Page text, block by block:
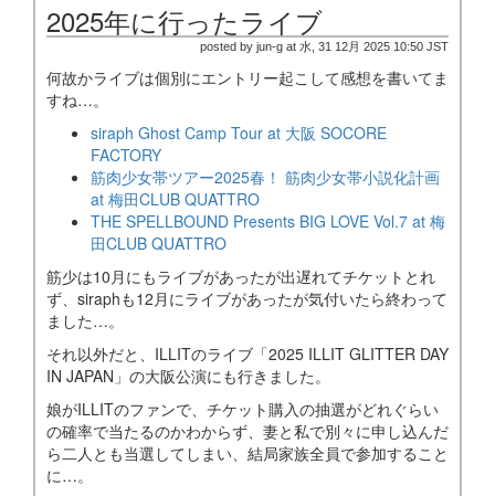
2025年に行ったライブ
posted by jun-g at 水, 31 12月 2025 10:50 JST
何故かライブは個別にエントリー起こして感想を書いてま
すね…。
siraph Ghost Camp Tour at 大阪 SOCORE
FACTORY
筋肉少女帯ツアー2025春！ 筋肉少女帯小説化計画
at 梅田CLUB QUATTRO
THE SPELLBOUND Presents BIG LOVE Vol.7 at 梅
田CLUB QUATTRO
筋少は10月にもライブがあったが出遅れてチケットとれ
ず、siraphも12月にライブがあったが気付いたら終わって
ました…。
それ以外だと、ILLITのライブ「2025 ILLIT GLITTER DAY
IN JAPAN」の大阪公演にも行きました。
娘がILLITのファンで、チケット購入の抽選がどれぐらい
の確率で当たるのかわからず、妻と私で別々に申し込んだ
ら二人とも当選してしまい、結局家族全員で参加すること
に…。